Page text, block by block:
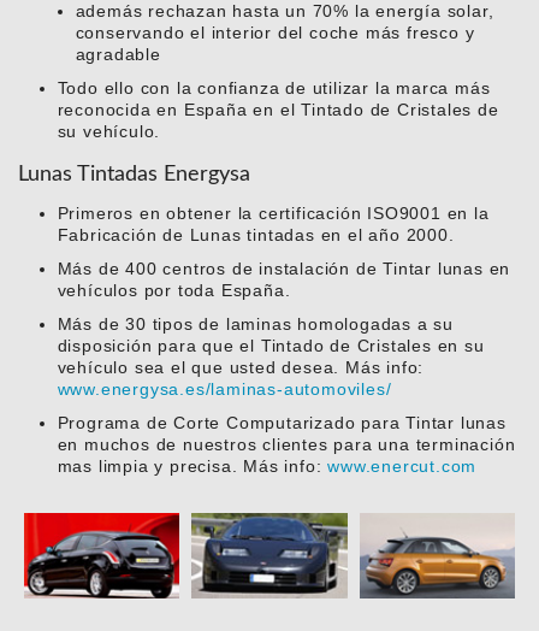
además rechazan hasta un 70% la energía solar,
conservando el interior del coche más fresco y
agradable
Todo ello con la confianza de utilizar la marca más
reconocida en España en el Tintado de Cristales de
su vehículo.
Lunas Tintadas Energysa
Primeros en obtener la certificación ISO9001 en la
Fabricación de Lunas tintadas en el año 2000.
Más de 400 centros de instalación de Tintar lunas en
vehículos por toda España.
Más de 30 tipos de laminas homologadas a su
disposición para que el Tintado de Cristales en su
vehículo sea el que usted desea. Más info:
www.energysa.es/laminas-automoviles/
Programa de Corte Computarizado para Tintar lunas
en muchos de nuestros clientes para una terminación
mas limpia y precisa. Más info:www.enercut.com